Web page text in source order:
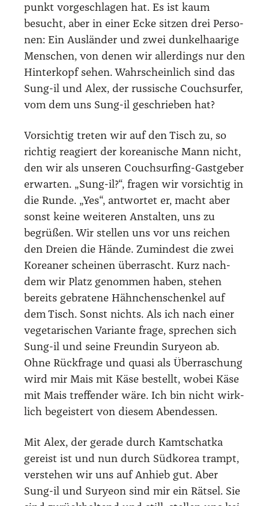
punkt vor­ge­schla­gen hat. Es ist kaum
besucht, aber in einer Ecke sit­zen drei Per­so­
nen: Ein Aus­län­der und zwei dun­kel­haa­ri­ge
Men­schen, von denen wir aller­dings nur den
Hin­ter­kopf sehen. Wahr­schein­lich sind das
Sung-il und Alex, der rus­si­sche Couch­sur­fer,
vom dem uns Sung-il geschrie­ben hat?
Vor­sich­tig tre­ten wir auf den Tisch zu, so
rich­tig reagiert der korea­ni­sche Mann nicht,
den wir als unse­ren Couch­sur­fing-Gast­ge­ber
erwar­ten. „Sung-il?“, fra­gen wir vor­sich­tig in
die Run­de. „Yes“, ant­wor­tet er, macht aber
sonst kei­ne wei­te­ren Anstal­ten, uns zu
begrü­ßen. Wir stel­len uns vor uns rei­chen
den Drei­en die Hän­de. Zumin­dest die zwei
Korea­ner schei­nen über­rascht. Kurz nach­
dem wir Platz genom­men haben, ste­hen
bereits gebra­te­ne Hähn­chen­schen­kel auf
dem Tisch. Sonst nichts. Als ich nach einer
vege­ta­ri­schen Vari­an­te fra­ge, spre­chen sich
Sung-il und sei­ne Freun­din Surye­on ab.
Ohne Rück­fra­ge und qua­si als Über­ra­schung
wird mir Mais mit Käse bestellt, wobei Käse
mit Mais tref­fen­der wäre. Ich bin nicht wirk­
lich begeis­tert von die­sem Abend­essen.
Mit Alex, der gera­de durch Kamt­schat­ka
gereist ist und nun durch Süd­ko­rea trampt,
ver­ste­hen wir uns auf Anhieb gut. Aber
Sung-il und Surye­on sind mir ein Rät­sel. Sie